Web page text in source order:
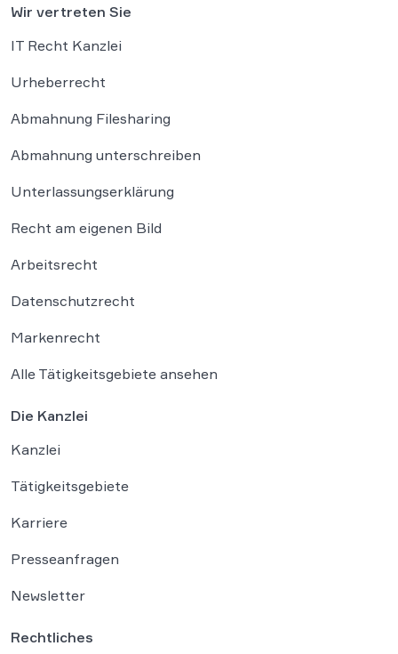
Wir vertreten Sie
IT Recht Kanzlei
Urheberrecht
Abmahnung Filesharing
Abmahnung unterschreiben
Unterlassungserklärung
Recht am eigenen Bild
Arbeitsrecht
Datenschutzrecht
Markenrecht
Alle Tätigkeitsgebiete ansehen
Die Kanzlei
Kanzlei
Tätigkeitsgebiete
Karriere
Presseanfragen
Newsletter
Rechtliches